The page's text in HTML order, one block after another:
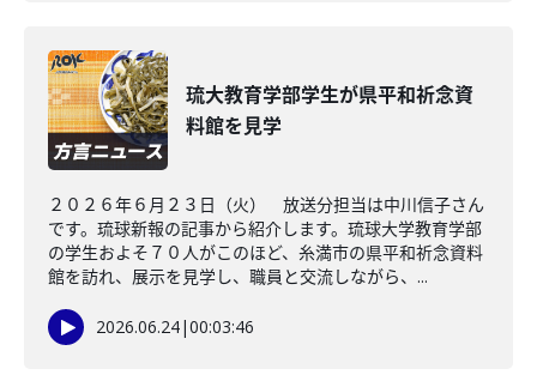
琉大教育学部学生が県平和祈念資
料館を見学
２０２６年６月２３日（火） 放送分担当は中川信子さん
です。琉球新報の記事から紹介します。琉球大学教育学部
の学生およそ７０人がこのほど、糸満市の県平和祈念資料
館を訪れ、展示を見学し、職員と交流しながら、...
2026.06.24|00:03:46